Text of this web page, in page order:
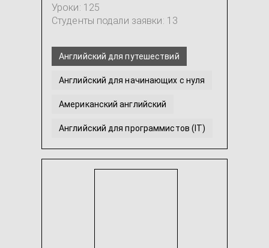
Уроки: 125
Студенты подали заявки: 13
Английский для путешествий
Английский для начинающих с нуля
Американский английский
Английский для программистов (IT)
Английский язык для детей